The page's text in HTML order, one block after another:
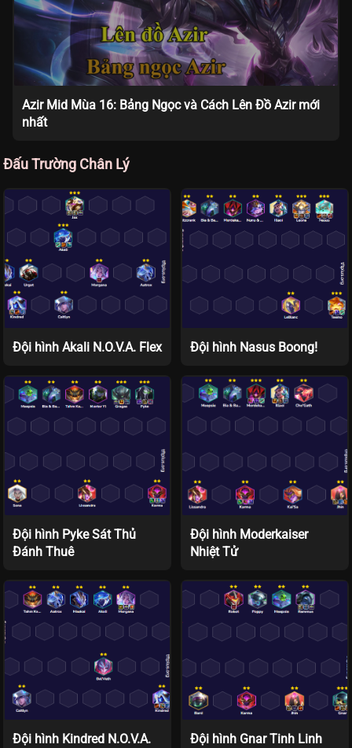
Azir Mid Mùa 16: Bảng Ngọc và Cách Lên Đồ Azir mới
nhất
Đấu Trường Chân Lý
Đội hình Akali N.O.V.A. Flex Đội hình Nasus Boong!
Đội hình Pyke Sát Thủ
Đánh Thuê
Đội hình Moderkaiser
Nhiệt Tử
Đội hình Kindred N.O.V.A.
Đội hình Gnar Tinh Linh